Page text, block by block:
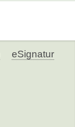
eSignatur